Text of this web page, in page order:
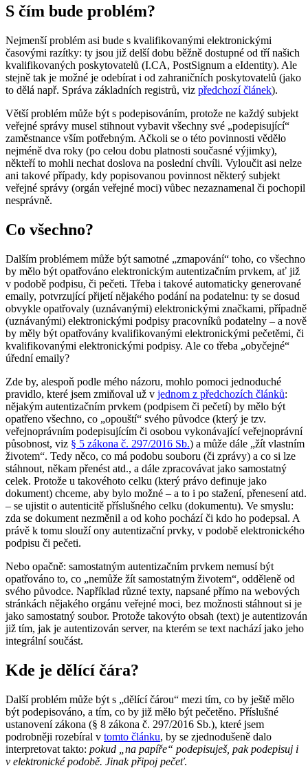
S čím bude problém?
Nejmenší problém asi bude s kvalifikovanými elektronickými
časovými razítky: ty jsou již delší dobu běžně dostupné od tří našich
kvalifikovaných poskytovatelů (I.CA, PostSignum a eIdentity). Ale
stejně tak je možné je odebírat i od zahraničních poskytovatelů (jako
to dělá např. Správa základních registrů, viz předchozí článek).
Větší problém může být s podepisováním, protože ne každý subjekt
veřejné správy musel stihnout vybavit všechny své „podepisující“
zaměstnance vším potřebným. Ačkoli se o této povinnosti vědělo
nejméně dva roky (po celou dobu platnosti současné výjimky),
někteří to mohli nechat doslova na poslední chvíli. Vyloučit asi nelze
ani takové případy, kdy popisovanou povinnost některý subjekt
veřejné správy (orgán veřejné moci) vůbec nezaznamenal či pochopil
nesprávně.
Co všechno?
Dalším problémem může být samotné „zmapování“ toho, co všechno
by mělo být opatřováno elektronickým autentizačním prvkem, ať již
v podobě podpisu, či pečeti. Třeba i takové automaticky generované
emaily, potvrzující přijetí nějakého podání na podatelnu: ty se dosud
obvykle opatřovaly (uznávanými) elektronickými značkami, případně
(uznávanými) elektronickými podpisy pracovníků podatelny – a nově
by měly být opatřovány kvalifikovanými elektronickými pečetěmi, či
kvalifikovanými elektronickými podpisy. Ale co třeba „obyčejné“
úřední emaily?
Zde by, alespoň podle mého názoru, mohlo pomoci jednoduché
pravidlo, které jsem zmiňoval už v jednom z předchozích článků:
nějakým autentizačním prvkem (podpisem či pečetí) by mělo být
opatřeno všechno, co „opouští“ svého původce (který je tzv.
veřejnoprávním podepisujícím či osobou vykonávající veřejnoprávní
působnost, viz § 5 zákona č. 297/2016 Sb.) a může dále „žít vlastním
životem“. Tedy něco, co má podobu souboru (či zprávy) a co si lze
stáhnout, někam přenést atd., a dále zpracovávat jako samostatný
celek. Protože u takovéhoto celku (který právo definuje jako
dokument) chceme, aby bylo možné – a to i po stažení, přenesení atd.
– se ujistit o autenticitě příslušného celku (dokumentu). Ve smyslu:
zda se dokument nezměnil a od koho pochází či kdo ho podepsal. A
právě k tomu slouží ony autentizační prvky, v podobě elektronického
podpisu či pečeti.
Nebo opačně: samostatným autentizačním prvkem nemusí být
opatřováno to, co „nemůže žít samostatným životem“, odděleně od
svého původce. Například různé texty, napsané přímo na webových
stránkách nějakého orgánu veřejné moci, bez možnosti stáhnout si je
jako samostatný soubor. Protože takovýto obsah (text) je autentizován
již tím, jak je autentizován server, na kterém se text nachází jako jeho
integrální součást.
Kde je dělící čára?
Další problém může být s „dělící čárou“ mezi tím, co by ještě mělo
být podepisováno, a tím, co by již mělo být pečetěno. Příslušné
ustanovení zákona (§ 8 zákona č. 297/2016 Sb.), které jsem
podrobněji rozebíral v tomto článku, by se zjednodušeně dalo
interpretovat takto: pokud „na papíře“ podepisuješ, pak podepisuj i
v elektronické podobě. Jinak připoj pečeť.